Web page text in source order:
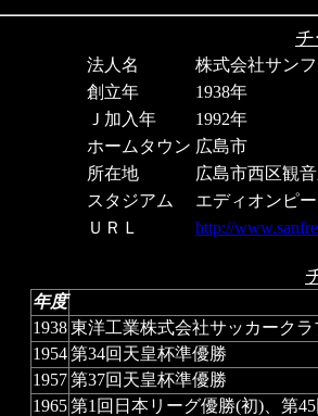
法人名
株式会社サン
創立年
1938年
Ｊ加入年
1992年
ホームタウン 広島市
所在地
広島市西区観
スタジアム
エディオンピ
ＵＲＬ
http://
年度
1938東洋工業株式会社サッカークラ
1954第34回天皇杯準優勝
1957第37回天皇杯準優勝
1965第1回日本リーグ優勝(初)、第